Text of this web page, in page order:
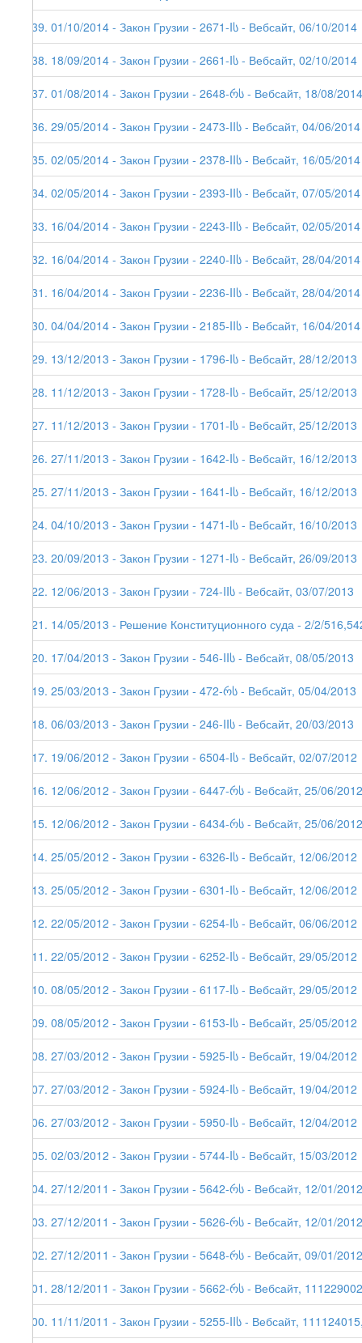
139. 01/10/2014 - Закон Грузии - 2671-Iს - Вебсайт, 06/10/2014
138. 18/09/2014 - Закон Грузии - 2661-Iს - Вебсайт, 02/10/2014
137. 01/08/2014 - Закон Грузии - 2648-რს - Вебсайт, 18/08/2014
136. 29/05/2014 - Закон Грузии - 2473-IIს - Вебсайт, 04/06/2014
135. 02/05/2014 - Закон Грузии - 2378-IIს - Вебсайт, 16/05/2014
134. 02/05/2014 - Закон Грузии - 2393-IIს - Вебсайт, 07/05/2014
133. 16/04/2014 - Закон Грузии - 2243-IIს - Вебсайт, 02/05/2014
132. 16/04/2014 - Закон Грузии - 2240-IIს - Вебсайт, 28/04/2014
131. 16/04/2014 - Закон Грузии - 2236-IIს - Вебсайт, 28/04/2014
130. 04/04/2014 - Закон Грузии - 2185-IIს - Вебсайт, 16/04/2014
129. 13/12/2013 - Закон Грузии - 1796-Iს - Вебсайт, 28/12/2013
128. 11/12/2013 - Закон Грузии - 1728-Iს - Вебсайт, 25/12/2013
127. 11/12/2013 - Закон Грузии - 1701-Iს - Вебсайт, 25/12/2013
126. 27/11/2013 - Закон Грузии - 1642-Iს - Вебсайт, 16/12/2013
125. 27/11/2013 - Закон Грузии - 1641-Iს - Вебсайт, 16/12/2013
124. 04/10/2013 - Закон Грузии - 1471-Iს - Вебсайт, 16/10/2013
123. 20/09/2013 - Закон Грузии - 1271-Iს - Вебсайт, 26/09/2013
122. 12/06/2013 - Закон Грузии - 724-IIს - Вебсайт, 03/07/2013
121. 14/05/2013 - Решение Конституционного суда - 2/2/
120. 17/04/2013 - Закон Грузии - 546-IIს - Вебсайт, 08/05/2013
119. 25/03/2013 - Закон Грузии - 472-რს - Вебсайт, 05/04/2013
118. 06/03/2013 - Закон Грузии - 246-IIს - Вебсайт, 20/03/2013
117. 19/06/2012 - Закон Грузии - 6504-Iს - Вебсайт, 02/07/2012
116. 12/06/2012 - Закон Грузии - 6447-რს - Вебсайт, 25/06/2012
115. 12/06/2012 - Закон Грузии - 6434-რს - Вебсайт, 25/06/2012
114. 25/05/2012 - Закон Грузии - 6326-Iს - Вебсайт, 12/06/2012
113. 25/05/2012 - Закон Грузии - 6301-Iს - Вебсайт, 12/06/2012
112. 22/05/2012 - Закон Грузии - 6254-Iს - Вебсайт, 06/06/2012
111. 22/05/2012 - Закон Грузии - 6252-Iს - Вебсайт, 29/05/2012
110. 08/05/2012 - Закон Грузии - 6117-Iს - Вебсайт, 29/05/2012
109. 08/05/2012 - Закон Грузии - 6153-Iს - Вебсайт, 25/05/2012
108. 27/03/2012 - Закон Грузии - 5925-Iს - Вебсайт, 19/04/2012
107. 27/03/2012 - Закон Грузии - 5924-Iს - Вебсайт, 19/04/2012
106. 27/03/2012 - Закон Грузии - 5950-Iს - Вебсайт, 12/04/2012
105. 02/03/2012 - Закон Грузии - 5744-Iს - Вебсайт, 15/03/2012
104. 27/12/2011 - Закон Грузии - 5642-რს - Вебсайт, 12/01/2012
103. 27/12/2011 - Закон Грузии - 5626-რს - Вебсайт, 12/01/2012
102. 27/12/2011 - Закон Грузии - 5648-რს - Вебсайт, 09/01/2012
101. 28/12/2011 - Закон Грузии - 5662-რს - Вебсайт,
100. 11/11/2011 - Закон Грузии - 5255-IIს - Вебсайт,